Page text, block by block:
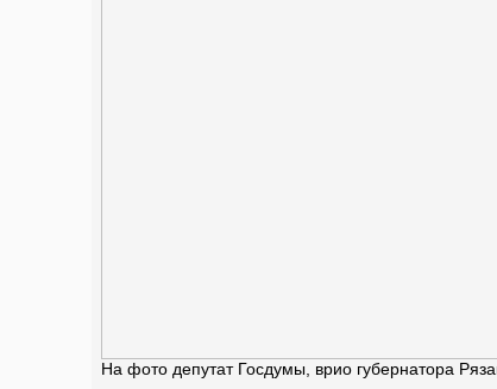
На фото депутат Госдумы, врио губернатора